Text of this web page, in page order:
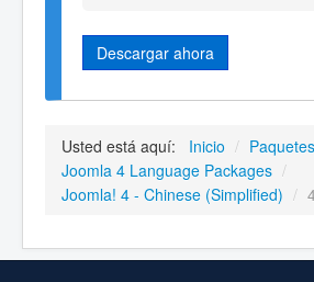
Descargar ahora
Usted está aquí: Inicio /
Joomla 4 Language Packages /
Joomla! 4 - Chinese (Simplified) /